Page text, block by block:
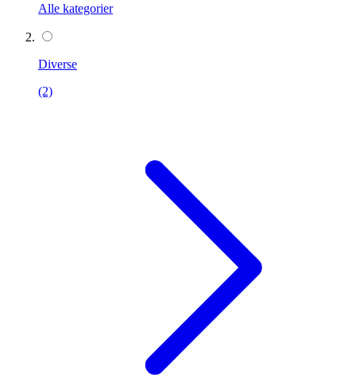
Alle kategorier
Diverse
(2)